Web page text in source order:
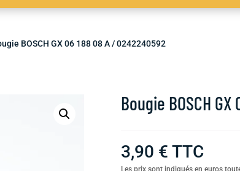
BOSCH GX 06 188 08 A / 0242240592
Bougie BOSCH
3,90 € TTC
Les prix sont indiqués en euros